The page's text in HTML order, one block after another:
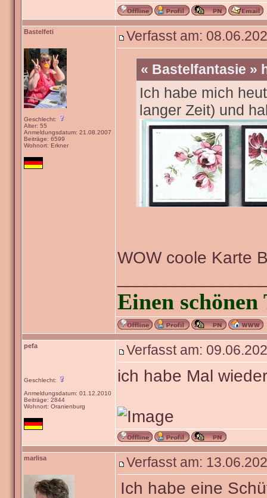
Bastelfeti
Geschlecht:
Alter: 55
Anmeldungsdatum: 21.08.2007
Beiträge: 6599
Wohnort: Erkner
Verfasst am:
« Bastelfantasie »
Ich habe mich
langer Zeit) und
WOW coole Karte
Einen
pefa
Geschlecht:
Anmeldungsdatum: 01.12.2010
Beiträge: 2844
Wohnort: Oranienburg
Verfasst am:
ich habe Mal
marlisa Verfasst am:
Ich habe eine